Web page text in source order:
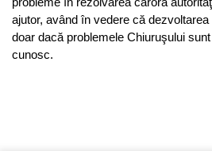
ajutor, având în vedere că
doar dacă problemele Chiuruşului
cunosc.